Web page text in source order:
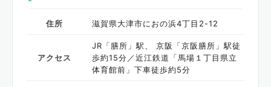
住所 滋賀県大津市におの浜4丁目2-12
アクセス
JR「膳所」駅、 京阪「京阪膳所」駅徒
歩約15分／近江鉄道「馬場１丁目県立
体育館前」下車徒歩約5分